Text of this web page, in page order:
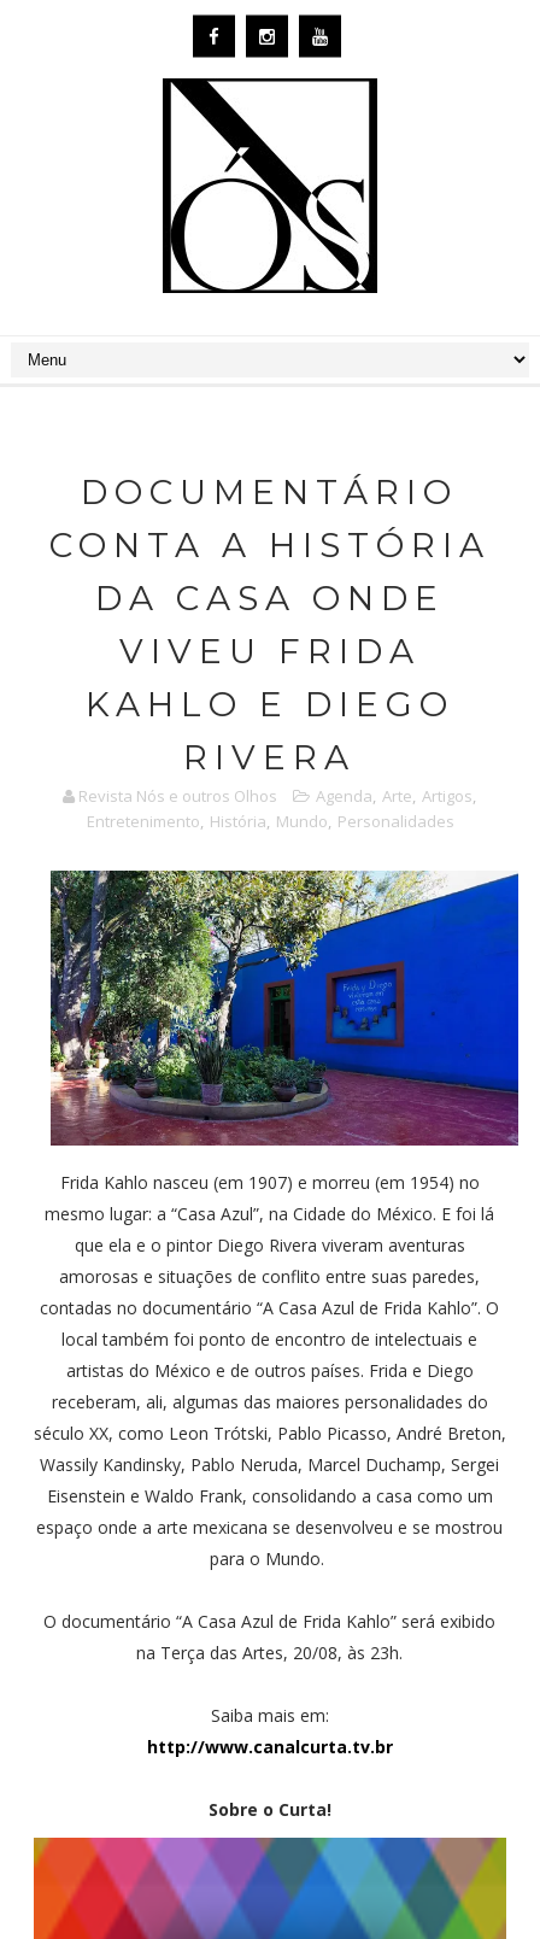
DOCUMENTÁRIO
CONTA A HISTÓRIA
DA CASA ONDE
VIVEU FRIDA
KAHLO E DIEGO
RIVERA
Revista Nós e outros Olhos Agenda, Arte, Artigos,
Entretenimento, História, Mundo, Personalidades
Frida Kahlo nasceu (em 1907) e morreu (em 1954) no
mesmo lugar: a “Casa Azul”, na Cidade do México. E foi lá
que ela e o pintor Diego Rivera viveram aventuras
amorosas e situações de conflito entre suas paredes,
contadas no documentário “A Casa Azul de Frida Kahlo”. O
local também foi ponto de encontro de intelectuais e
artistas do México e de outros países. Frida e Diego
receberam, ali, algumas das maiores personalidades do
século XX, como Leon Trótski, Pablo Picasso, André Breton,
Wassily Kandinsky, Pablo Neruda, Marcel Duchamp, Sergei
Eisenstein e Waldo Frank, consolidando a casa como um
espaço onde a arte mexicana se desenvolveu e se mostrou
para o Mundo.
O documentário “A Casa Azul de Frida Kahlo” será exibido
na Terça das Artes, 20/08, às 23h.
Saiba mais em:
http://www.canalcurta.tv.br
Sobre o Curta!